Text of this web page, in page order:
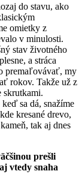
do stavu, ako
omietky z
v minulosti.
stav životného
a stráca
premaľovávať, my
rokov. Takže už z
skrutkami.
sa dá, snažíme
kresané drevo,
tak aj dnes
prešli
vtedy snaha